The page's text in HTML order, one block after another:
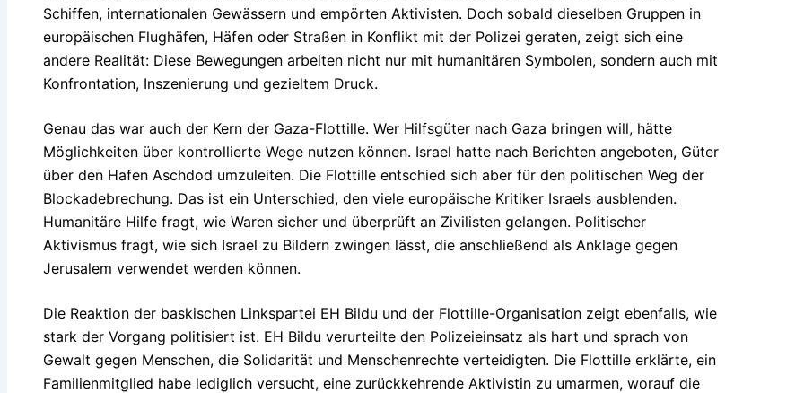
Schiffen, internationalen Gewässern und empörten Aktivisten. Doch sobald dieselben Gruppen in
europäischen Flughäfen, Häfen oder Straßen in Konflikt mit der Polizei geraten, zeigt sich eine
andere Realität: Diese Bewegungen arbeiten nicht nur mit humanitären Symbolen, sondern auch mit
Konfrontation, Inszenierung und gezieltem Druck.
Genau das war auch der Kern der Gaza-Flottille. Wer Hilfsgüter nach Gaza bringen will, hätte
Möglichkeiten über kontrollierte Wege nutzen können. Israel hatte nach Berichten angeboten, Güter
über den Hafen Aschdod umzuleiten. Die Flottille entschied sich aber für den politischen Weg der
Blockadebrechung. Das ist ein Unterschied, den viele europäische Kritiker Israels ausblenden.
Humanitäre Hilfe fragt, wie Waren sicher und überprüft an Zivilisten gelangen. Politischer
Aktivismus fragt, wie sich Israel zu Bildern zwingen lässt, die anschließend als Anklage gegen
Jerusalem verwendet werden können.
Die Reaktion der baskischen Linkspartei EH Bildu und der Flottille-Organisation zeigt ebenfalls, wie
stark der Vorgang politisiert ist. EH Bildu verurteilte den Polizeieinsatz als hart und sprach von
Gewalt gegen Menschen, die Solidarität und Menschenrechte verteidigten. Die Flottille erklärte, ein
Familienmitglied habe lediglich versucht, eine zurückkehrende Aktivistin zu umarmen, worauf die